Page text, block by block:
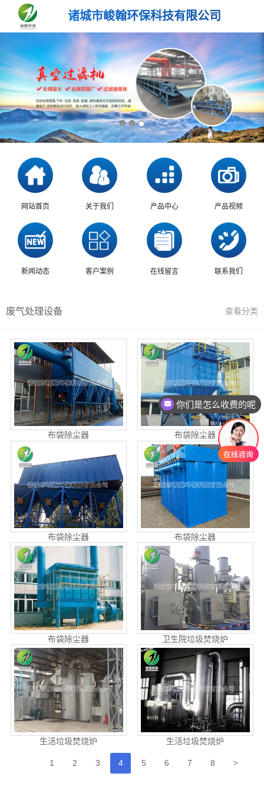
诸城市峻翰环保科技有限公司
网站首页 关于我们 产品中心 产品视频
新闻动态 客户案例 在线留言 联系我们
废气处理设备 查看分类
布袋除尘器 布袋除尘器
布袋除尘器 布袋除尘器
布袋除尘器 卫生院垃圾焚烧炉
生活垃圾焚烧炉 生活垃圾焚烧炉
1 2 3 4 5 6 7 8 >
你们是怎么收费的呢